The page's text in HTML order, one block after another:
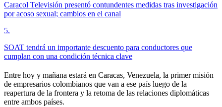
Caracol Televisión presentó contundentes medidas tras investigación
por acoso sexual; cambios en el canal
5.
SOAT tendrá un importante descuento para conductores que
cumplan con una condición técnica clave
Entre hoy y mañana estará en Caracas, Venezuela, la primer misión
de empresarios colombianos que van a ese país luego de la
reapertura de la frontera y la retoma de las relaciones diplomáticas
entre ambos países.